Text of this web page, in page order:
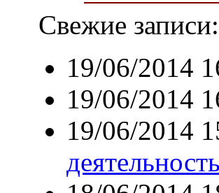
Свежие записи:
19/06/2014
19/06/2014
19/06/2014
деятельность